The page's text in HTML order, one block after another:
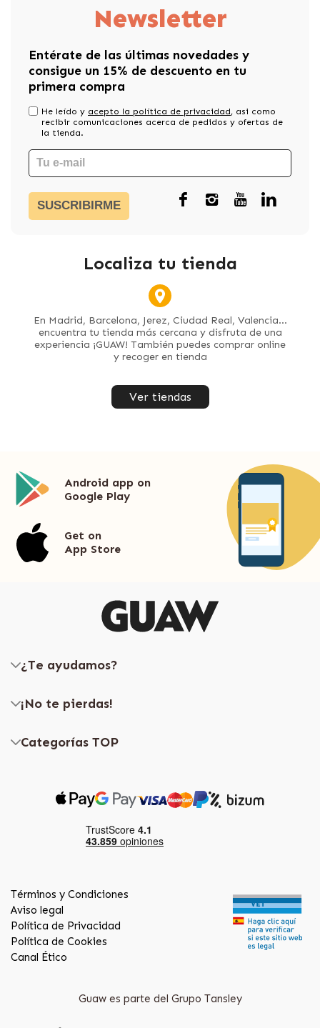
Newsletter
Entérate de las últimas novedades y
consigue un 15% de descuento en tu
primera compra
He leído y acepto la política de privacidad, asi como
recibir comunicaciones acerca de pedidos y ofertas de
la tienda.
SUSCRIBIRME
Localiza tu tienda
En Madrid, Barcelona, Jerez, Ciudad Real, Valencia...
encuentra tu tienda más cercana y disfruta de una
experiencia ¡GUAW! También puedes comprar online
y recoger en tienda
Ver tiendas
Android app on
Google Play
Get on
App Store
¿Te ayudamos?
¡No te pierdas!
Categorías TOP
Términos y Condiciones
Aviso legal
Política de Privacidad
Política de Cookies
Canal Ético
Guaw es parte del Grupo Tansley